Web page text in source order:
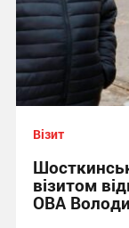
Візит
візитом
ОВА